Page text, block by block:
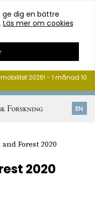
ge dig en bättre
Läs mer om cookies
EN
2026! - 1 månad 10
and Forest 2020
2020